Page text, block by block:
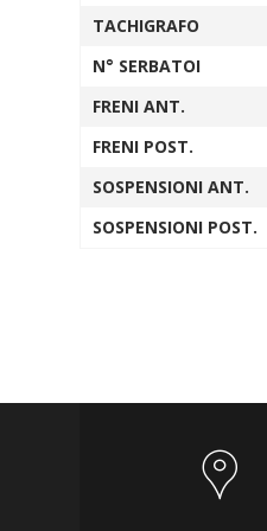
TACHIGRAFO
N° SERBATOI
FRENI ANT.
FRENI POST.
SOSPENSIONI ANT.
SOSPENSIONI POST.